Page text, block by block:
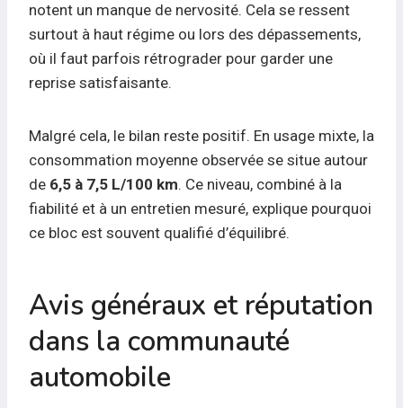
notent un manque de nervosité. Cela se ressent
surtout à haut régime ou lors des dépassements,
où il faut parfois rétrograder pour garder une
reprise satisfaisante.
Malgré cela, le bilan reste positif. En usage mixte, la
consommation moyenne observée se situe autour
de 6,5 à 7,5 L/100 km. Ce niveau, combiné à la
fiabilité et à un entretien mesuré, explique pourquoi
ce bloc est souvent qualifié d’équilibré.
Avis généraux et réputation
dans la communauté
automobile